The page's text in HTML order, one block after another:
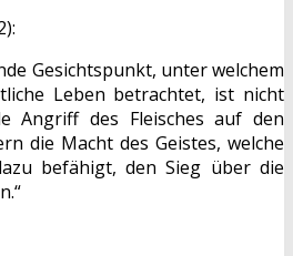
Gesichtspunkt, unter welchem
Leben betrachtet, ist nicht
Angriff des Fleisches auf den
die Macht des Geistes, welche
befähigt, den Sieg über die